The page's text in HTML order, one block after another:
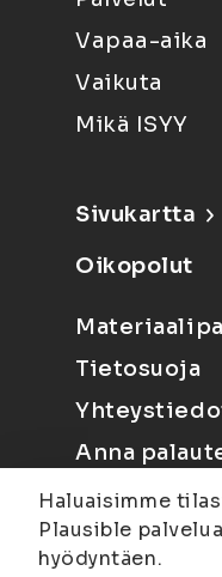
Vapaa-aika
Vaikuta
Mikä ISYY
Sivukartta
Oikopolut
Tietosuoja
Anna
Haluaisimme
Plausible
hyödyntäen.